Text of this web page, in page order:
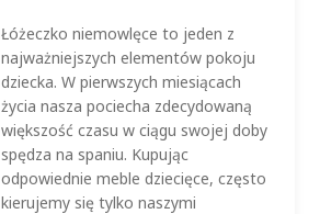
Łóżeczko niemowlęce to jeden z
najważniejszych elementów pokoju
dziecka. W pierwszych miesiącach
życia nasza pociecha zdecydowaną
większość czasu w ciągu swojej doby
spędza na spaniu. Kupując
odpowiednie meble dziecięce, często
kierujemy się tylko naszymi